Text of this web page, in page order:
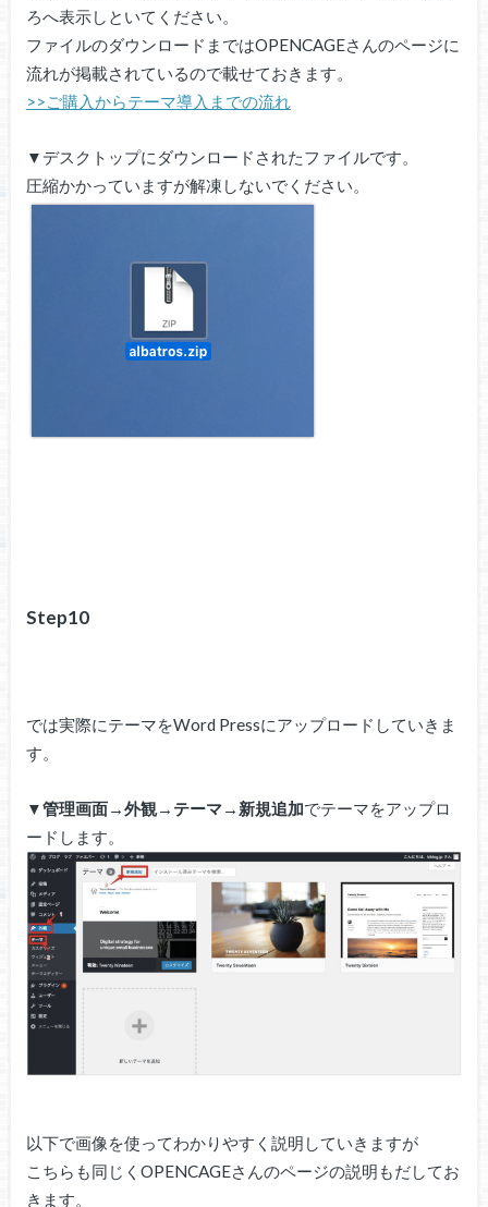
ろへ表示しといてください。
ファイルのダウンロードまではOPENCAGEさんのページに
流れが掲載されているので載せておきます。
>>ご購入からテーマ導入までの流れ
▼デスクトップにダウンロードされたファイルです。
圧縮かかっていますが解凍しないでください。
Step10
では実際にテーマをWord Pressにアップロードしていきま
す。
▼管理画面→外観→テーマ→新規追加でテーマをアップロ
ードします。
以下で画像を使ってわかりやすく説明していきますが
こちらも同じくOPENCAGEさんのページの説明もだしてお
きます。